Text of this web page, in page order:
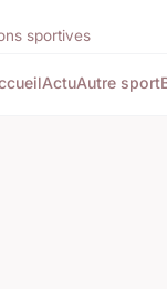
sportives
ActuAutre sport